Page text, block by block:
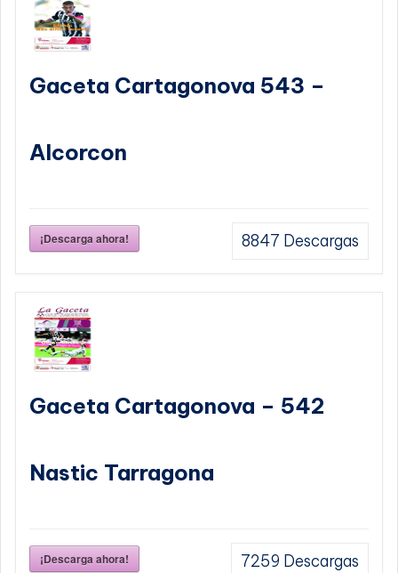
Gaceta Cartagonova 543 –
Alcorcon
¡Descarga ahora! 8847 Descargas
Gaceta Cartagonova – 542
Nastic Tarragona
¡Descarga ahora! 7259 Descargas